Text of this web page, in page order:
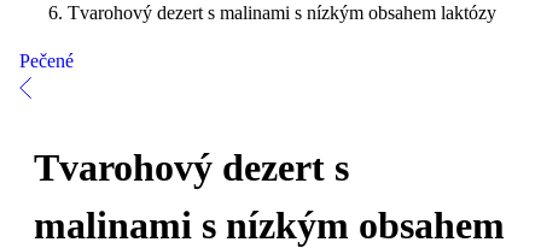
Tvarohový dezert s malinami s nízkým obsahem laktózy
Pečené
Tvarohový dezert s
malinami s nízkým obsahem